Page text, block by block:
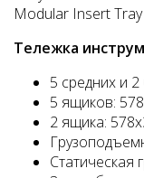
Modular Insert
Тележка
5 средних и
5 ящиков:
2 ящика:
Статическая